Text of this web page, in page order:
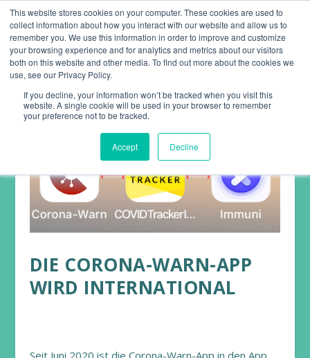
This website stores cookies on your computer. These cookies are used to
collect information about how you interact with our website and allow us to
remember you. We use this information in order to improve and customize
your browsing experience and for analytics and metrics about our visitors
both on this website and other media. To find out more about the cookies we
use, see our Privacy Policy.
If you decline, your information won’t be tracked when you visit this
website. A single cookie will be used in your browser to remember
your preference not to be tracked.
Accept Decline
DIE CORONA-WARN-APP
WIRD INTERNATIONAL